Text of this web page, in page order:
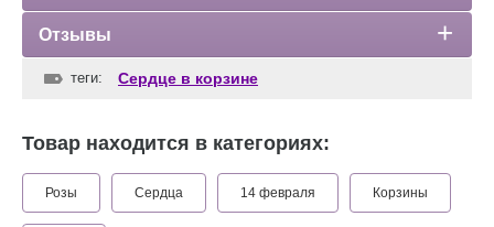
Отзывы
теги: Сердце в корзине
Товар находится в категориях:
Розы Сердца 14 февраля Корзины